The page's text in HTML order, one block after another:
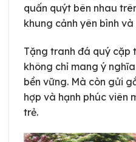
quấn quýt bên nhau
khung cảnh yên bình
Tặng tranh đá quý cặp
không chỉ mang ý
bền vững. Mà còn gửi
hợp và hạnh phúc viên
trẻ.